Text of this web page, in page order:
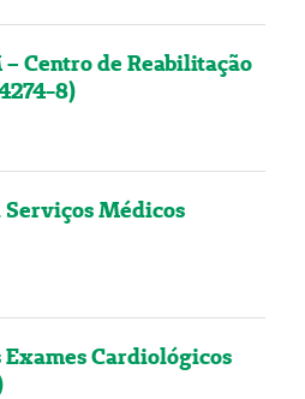
Centro de Reabilitação
8)
Médicos
Cardiológicos